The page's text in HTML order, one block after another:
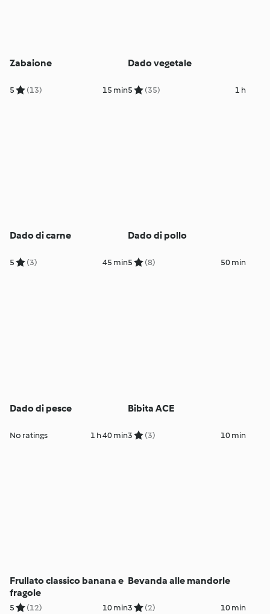
Zabaione
5 (13) 15 min
Dado vegetale
5 (35) 1 h
Dado di carne
5 (3) 45 min
Dado di pollo
5 (8) 50 min
Dado di pesce
No ratings 1 h 40 min
Bibita ACE
3 (3) 10 min
Frullato classico banana e
fragole
5 (12) 10 min
Bevanda alle mandorle
3 (2) 10 min